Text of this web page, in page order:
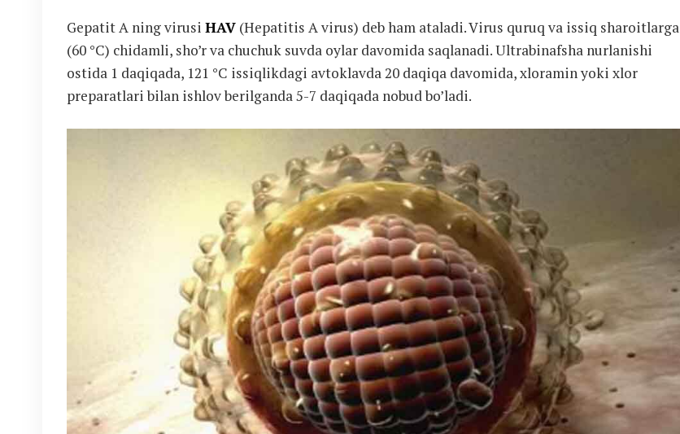
Gepatit A ning virusiHAV (Hepatitis A virus) deb ham ataladi. Virus quruq va issiq sharoitlarga
(60 °C) chidamli, sho’r va chuchuk suvda oylar davomida saqlanadi. Ultrabinafsha nurlanishi
ostida 1 daqiqada, 121 °C issiqlikdagi avtoklavda 20 daqiqa davomida, xloramin yoki xlor
preparatlari bilan ishlov berilganda 5-7 daqiqada nobud bo’ladi.